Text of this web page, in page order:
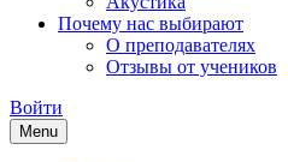
Почему нас выбирают
О преподавателях
Отзывы от учеников
Войти
Menu